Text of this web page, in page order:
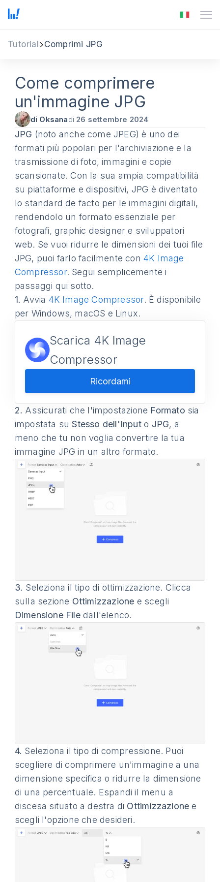
Tutorial Comprimi JPG
Come comprimere
un'immagine JPG
di Oksanadi 26 settembre 2024
JPG (noto anche come JPEG) è uno dei
formati più popolari per l'archiviazione e la
trasmissione di foto, immagini e copie
scansionate. Con la sua ampia compatibilità
su piattaforme e dispositivi, JPG è diventato
lo standard de facto per le immagini digitali,
rendendolo un formato essenziale per
fotografi, graphic designer e sviluppatori
web. Se vuoi ridurre le dimensioni dei tuoi file
JPG, puoi farlo facilmente con4K Image
Compressor. Segui semplicemente i
passaggi qui sotto.
1. Avvia 4K Image Compressor. È disponibile
per Windows, macOS e Linux.
Scarica 4K Image
Compressor
Ricordami
2. Assicurati che l'impostazione Formato sia
impostata suStesso dell'Inputo JPG, a
meno che tu non voglia convertire la tua
immagine JPG in un altro formato.
3. Seleziona il tipo di ottimizzazione. Clicca
sulla sezione Ottimizzazione e scegli
Dimensione Filedall'elenco.
4. Seleziona il tipo di compressione. Puoi
scegliere di comprimere un'immagine a una
dimensione specifica o ridurre la dimensione
di una percentuale. Espandi il menu a
discesa situato a destra di Ottimizzazione e
scegli l'opzione che desideri.